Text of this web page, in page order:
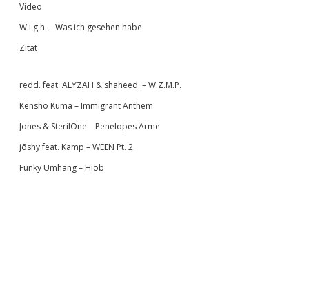
Video
W.i.g.h. – Was ich gesehen habe
Zitat
redd. feat. ALYZAH & shaheed. – W.Z.M.P.
Kensho Kuma – Immigrant Anthem
Jones & SterilOne – Penelopes Arme
jōshy feat. Kamp – WEEN Pt. 2
Funky Umhang – Hiob